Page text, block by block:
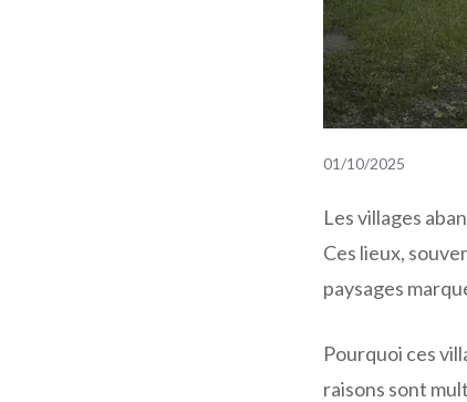
01/10/2025
Les villages
Ces lieux,
paysages
Pourquoi ces
raisons sont